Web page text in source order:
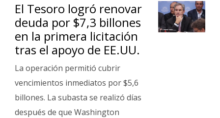
El Tesoro logró renovar
deuda por $7,3 billones
en la primera licitación
tras el apoyo de EE.UU.
La operación permitió cubrir
vencimientos inmediatos por $5,6
billones. La subasta se realizó días
después de que Washington